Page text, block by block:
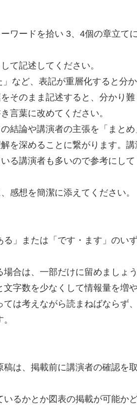
ワードを拾い 3、4個の章立て
て記述してください。
」など、表記が重層化すると分
そのまま記述すると、分かり
言葉に改めてください。
結論や講演者の主張を「まと
を深めることに繋がります。
る講演者も多いので参考にし
感想を簡潔に添えてください。
る」または「です・ます」のい
場合は、一部だけに留めましょ
文字数を少なくして情報量を増
ては考えながら読まねばならず
稿は、掲載前に講演者の確認を
いるかとか図表の掲載が可能か